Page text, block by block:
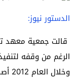
الدستور نيوز:
قالت جمعية معهد